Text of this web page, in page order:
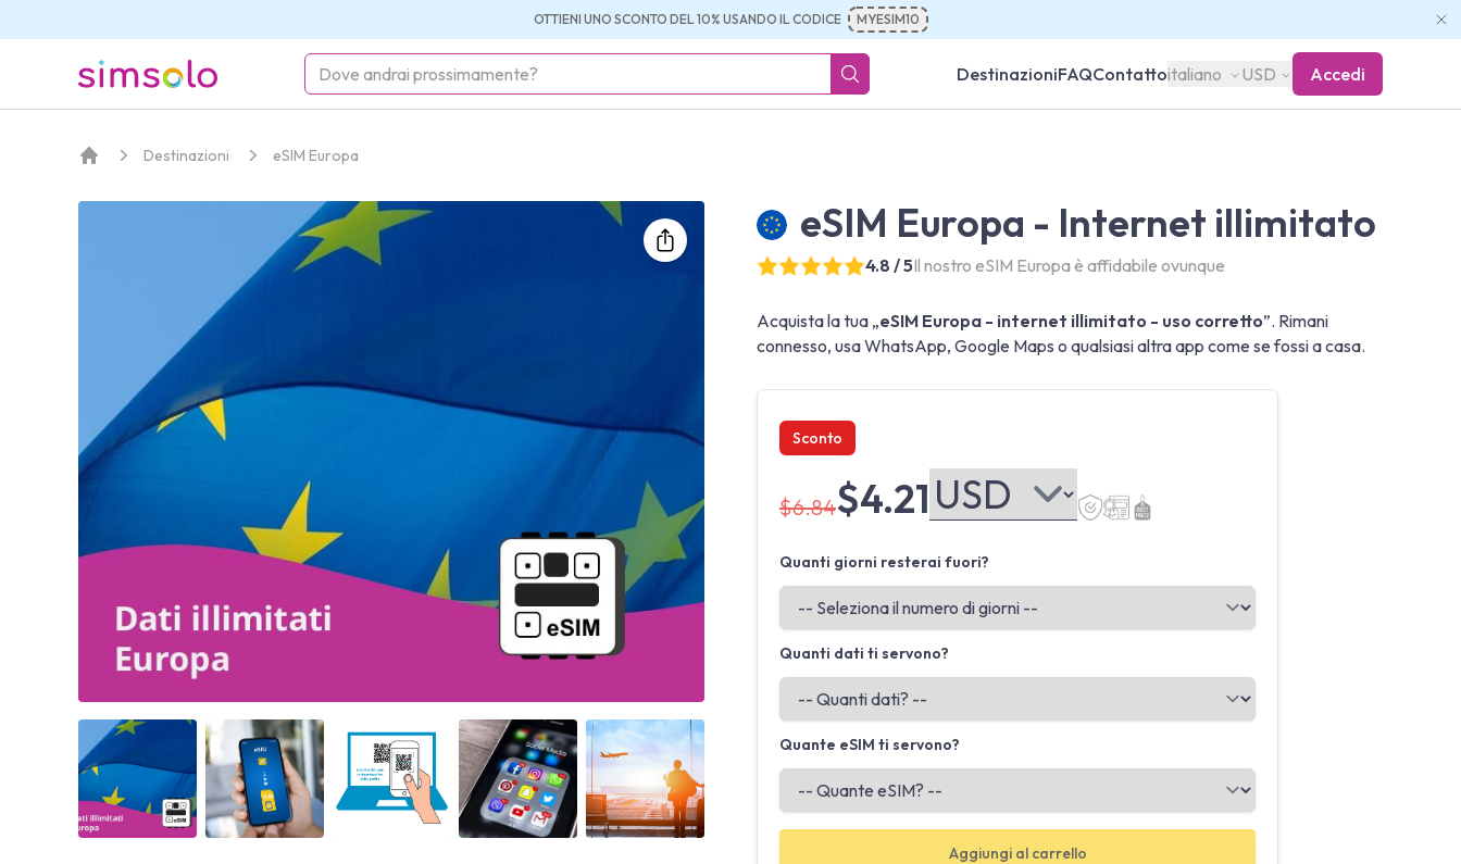
OTTIENI UNO SCONTO DEL 10% USANDO IL CODICE MYESIM10
simsolo DestinazioniFAQContattoitaliano USD Accedi
Destinazioni eSIM Europa
Angled view Angled view Angled view Angled view Angled view
eSIM Europa - Internet illimitato
4.8 / 5Il nostro eSIM Europa è affidabile ovunque
Acquista la tua „eSIM Europa - internet illimitato - uso corretto”. Rimani
connesso, usa WhatsApp, Google Maps o qualsiasi altra app come se fossi a casa.
Sconto
$6.84$4.21
Quanti giorni resterai fuori?
Quanti dati ti servono?
Quante eSIM ti servono?
Aggiungi al carrello